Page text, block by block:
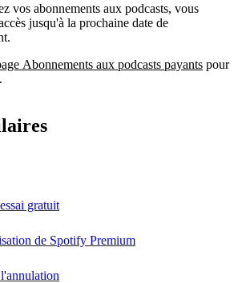
vos abonnements aux podcasts, vous
jusqu'à la prochaine date de
Abonnements aux podcasts payants pour
gratuit
de Spotify Premium